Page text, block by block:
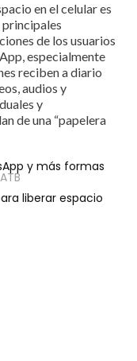
en el celular es
principales
de los usuarios
especialmente
reciben a diario
audios y
y
de una “papelera
y más formas
liberar espacio